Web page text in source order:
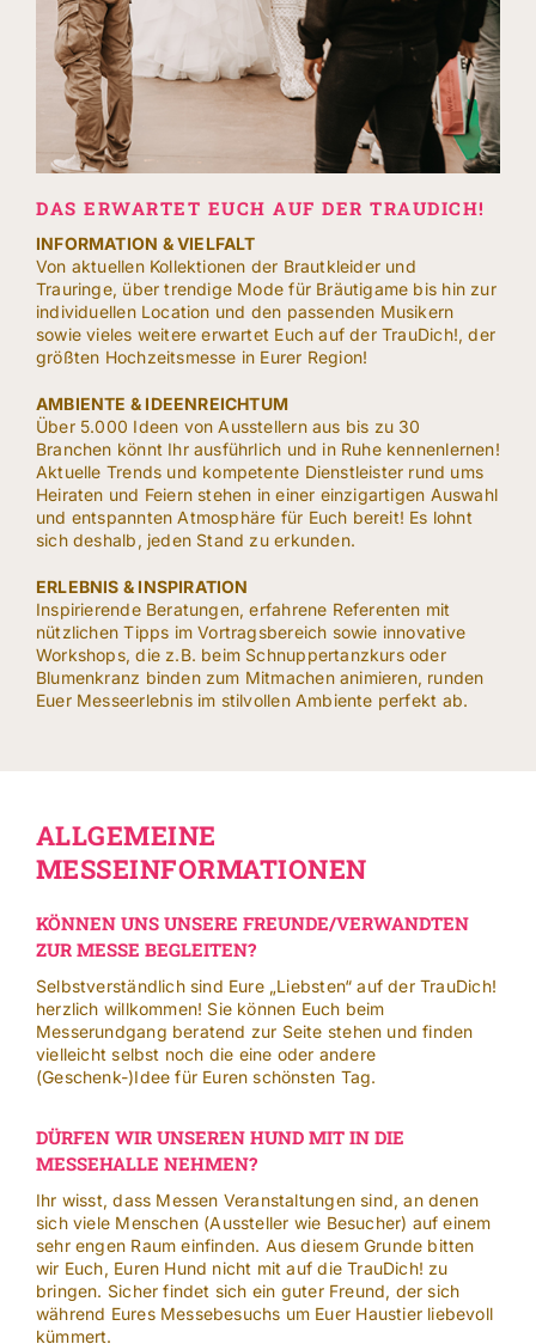
DAS ERWARTET EUCH AUF DER TRAUDICH!
INFORMATION & VIELFALT
Von aktuellen Kollektionen der Brautkleider und
Trauringe, über trendige Mode für Bräutigame bis hin zur
individuellen Location und den passenden Musikern
sowie vieles weitere erwartet Euch auf der TrauDich!, der
größten Hochzeitsmesse in Eurer Region!
AMBIENTE & IDEENREICHTUM
Über 5.000 Ideen von Ausstellern aus bis zu 30
Branchen könnt Ihr ausführlich und in Ruhe kennenlernen!
Aktuelle Trends und kompetente Dienstleister rund ums
Heiraten und Feiern stehen in einer einzigartigen Auswahl
und entspannten Atmosphäre für Euch bereit! Es lohnt
sich deshalb, jeden Stand zu erkunden.
ERLEBNIS & INSPIRATION
Inspirierende Beratungen, erfahrene Referenten mit
nützlichen Tipps im Vortragsbereich sowie innovative
Workshops, die z.B. beim Schnuppertanzkurs oder
Blumenkranz binden zum Mitmachen animieren, runden
Euer Messeerlebnis im stilvollen Ambiente perfekt ab.
ALLGEMEINE
MESSEINFORMATIONEN
KÖNNEN UNS UNSERE FREUNDE/VERWANDTEN
ZUR MESSE BEGLEITEN?
Selbstverständlich sind Eure „Liebsten“ auf der TrauDich!
herzlich willkommen! Sie können Euch beim
Messerundgang beratend zur Seite stehen und finden
vielleicht selbst noch die eine oder andere
(Geschenk-)Idee für Euren schönsten Tag.
DÜRFEN WIR UNSEREN HUND MIT IN DIE
MESSEHALLE NEHMEN?
Ihr wisst, dass Messen Veranstaltungen sind, an denen
sich viele Menschen (Aussteller wie Besucher) auf einem
sehr engen Raum einfinden. Aus diesem Grunde bitten
wir Euch, Euren Hund nicht mit auf die TrauDich! zu
bringen. Sicher findet sich ein guter Freund, der sich
während Eures Messebesuchs um Euer Haustier liebevoll
kümmert.